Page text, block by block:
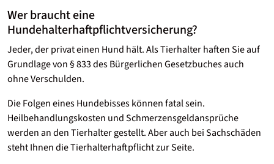
Wer braucht eine
Hundehalterhaftpflichtversicherung?
Jeder, der privat einen Hund hält. Als Tierhalter haften Sie auf
Grundlage von § 833 des Bürgerlichen Gesetzbuches auch
ohne Verschulden.
Die Folgen eines Hundebisses können fatal sein.
Heilbehandlungskosten und Schmerzensgeldansprüche
werden an den Tierhalter gestellt. Aber auch bei Sachschäden
steht Ihnen die Tierhalterhaftpflicht zur Seite.